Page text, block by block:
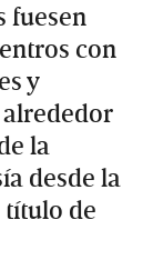
fuesen
con
y
la
desde la
título de